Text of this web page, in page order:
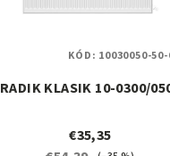
r
rRADIK KLASIK 10-0300/
€35,35
KÓD: 10030050-